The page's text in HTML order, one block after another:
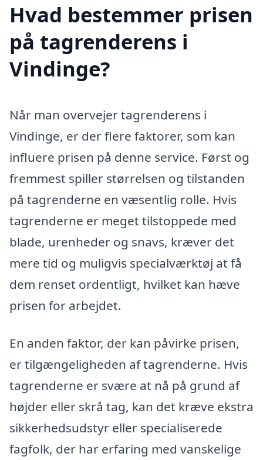
Hvad bestemmer prisen
på tagrenderens i
Vindinge?
Når man overvejer tagrenderens i
Vindinge, er der flere faktorer, som kan
influere prisen på denne service. Først og
fremmest spiller størrelsen og tilstanden
på tagrenderne en væsentlig rolle. Hvis
tagrenderne er meget tilstoppede med
blade, urenheder og snavs, kræver det
mere tid og muligvis specialværktøj at få
dem renset ordentligt, hvilket kan hæve
prisen for arbejdet.
En anden faktor, der kan påvirke prisen,
er tilgængeligheden af tagrenderne. Hvis
tagrenderne er svære at nå på grund af
højder eller skrå tag, kan det kræve ekstra
sikkerhedsudstyr eller specialiserede
fagfolk, der har erfaring med vanskelige